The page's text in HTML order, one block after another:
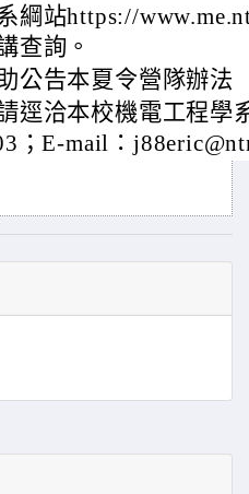
綱站https://
查詢。
公告本夏令營隊辦法
逕洽本校機電工程學
；E-mail：